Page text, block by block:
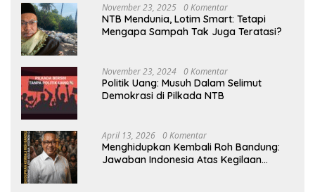
November 23, 2025 0 Komentar
NTB Mendunia, Lotim Smart: Tetapi
Mengapa Sampah Tak Juga Teratasi?
November 23, 2024 0 Komentar
Politik Uang: Musuh Dalam Selimut
Demokrasi di Pilkada NTB
April 13, 2026 0 Komentar
Menghidupkan Kembali Roh Bandung:
Jawaban Indonesia Atas Kegilaan